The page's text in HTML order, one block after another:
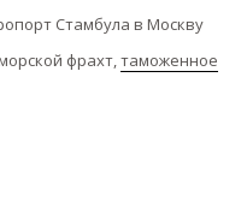
Стамбула в Москву
фрахт,таможенное